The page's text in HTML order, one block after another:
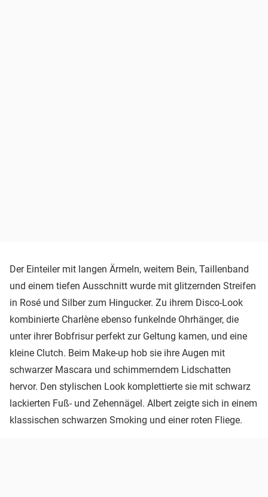
Der Einteiler mit langen Ärmeln, weitem Bein, Taillenband
und einem tiefen Ausschnitt wurde mit glitzernden Streifen
in Rosé und Silber zum Hingucker. Zu ihrem Disco-Look
kombinierte Charlène ebenso funkelnde Ohrhänger, die
unter ihrer Bobfrisur perfekt zur Geltung kamen, und eine
kleine Clutch. Beim Make-up hob sie ihre Augen mit
schwarzer Mascara und schimmerndem Lidschatten
hervor. Den stylischen Look komplettierte sie mit schwarz
lackierten Fuß- und Zehennägel. Albert zeigte sich in einem
klassischen schwarzen Smoking und einer roten Fliege.